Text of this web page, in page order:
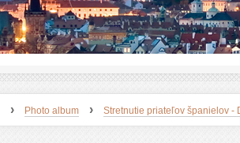
› Photo album › Stretnutie priateľov španielov -